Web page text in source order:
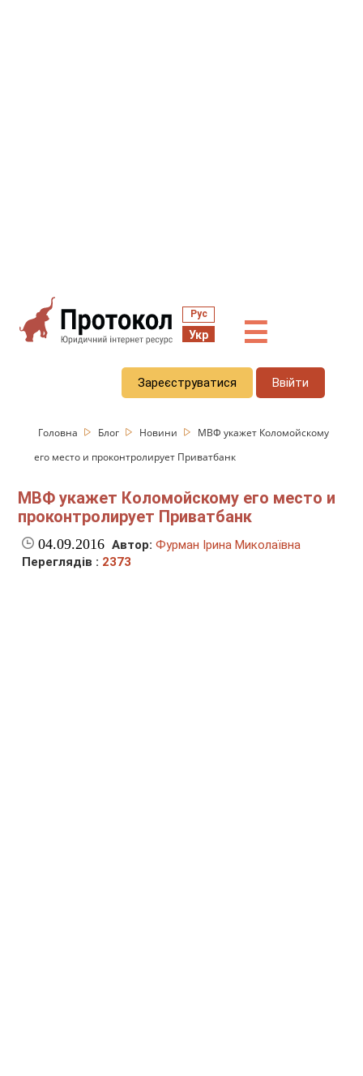
Рус
Укр ☰
Зареєструватися Ввійти
Головна Блог Новини
МВФ укажет Коломойскому
его место и проконтролирует Приватбанк
МВФ укажет Коломойскому его место и
проконтролирует Приватбанк
04.09.2016 Автор: Фурман Ірина Миколаївна
Переглядів : 2373